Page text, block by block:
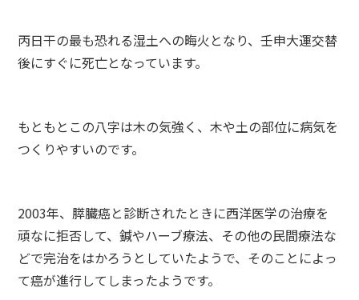
丙日干の最も恐れる湿土への晦火となり、壬申大運交替
後にすぐに死亡となっています。
もともとこの八字は木の気強く、木や土の部位に病気を
つくりやすいのです。
2003年、膵臓癌と診断されたときに西洋医学の治療を
頑なに拒否して、鍼やハーブ療法、その他の民間療法な
どで完治をはかろうとしていたようで、そのことによっ
て癌が進行してしまったようです。